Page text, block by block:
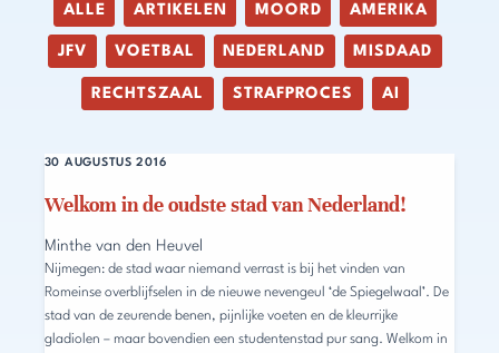
ALLE ARTIKELEN MOORD AMERIKA
JFV VOETBAL NEDERLAND MISDAAD
RECHTSZAAL STRAFPROCES AI
Welkom in de oudste stad van Nederland!
30 AUGUSTUS 2016
Minthe van den Heuvel
Nijmegen: de stad waar niemand verrast is bij het vinden van
Romeinse overblijfselen in de nieuwe nevengeul ‘de Spiegelwaal’. De
stad van de zeurende benen, pijnlijke voeten en de kleurrijke
gladiolen – maar bovendien een studentenstad pur sang. Welkom in